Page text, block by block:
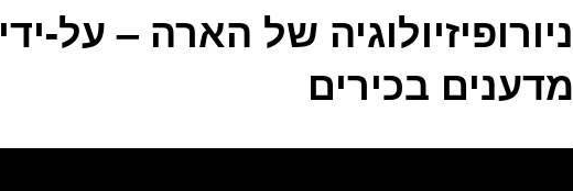
ניורופיזיולוגיה של הארה – על-ידי
מדענים בכירים